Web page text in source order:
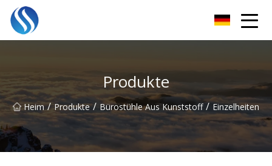
Produkte
Heim / Produkte / Bürostühle Aus Kunststoff / Einzelheiten